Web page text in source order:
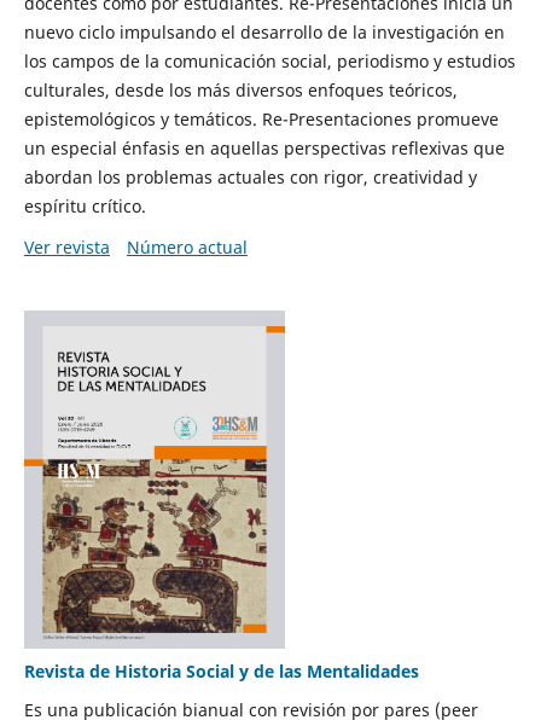
nuevo ciclo impulsando el desarrollo de la investigación en
los campos de la comunicación social, periodismo y estudios
culturales, desde los más diversos enfoques teóricos,
epistemológicos y temáticos. Re-Presentaciones promueve
un especial énfasis en aquellas perspectivas reflexivas que
abordan los problemas actuales con rigor, creatividad y
espíritu crítico.
Ver revista
Número actual
Revista de Historia Social y de las Mentalidades
Es una publicación bianual con revisión por pares (peer